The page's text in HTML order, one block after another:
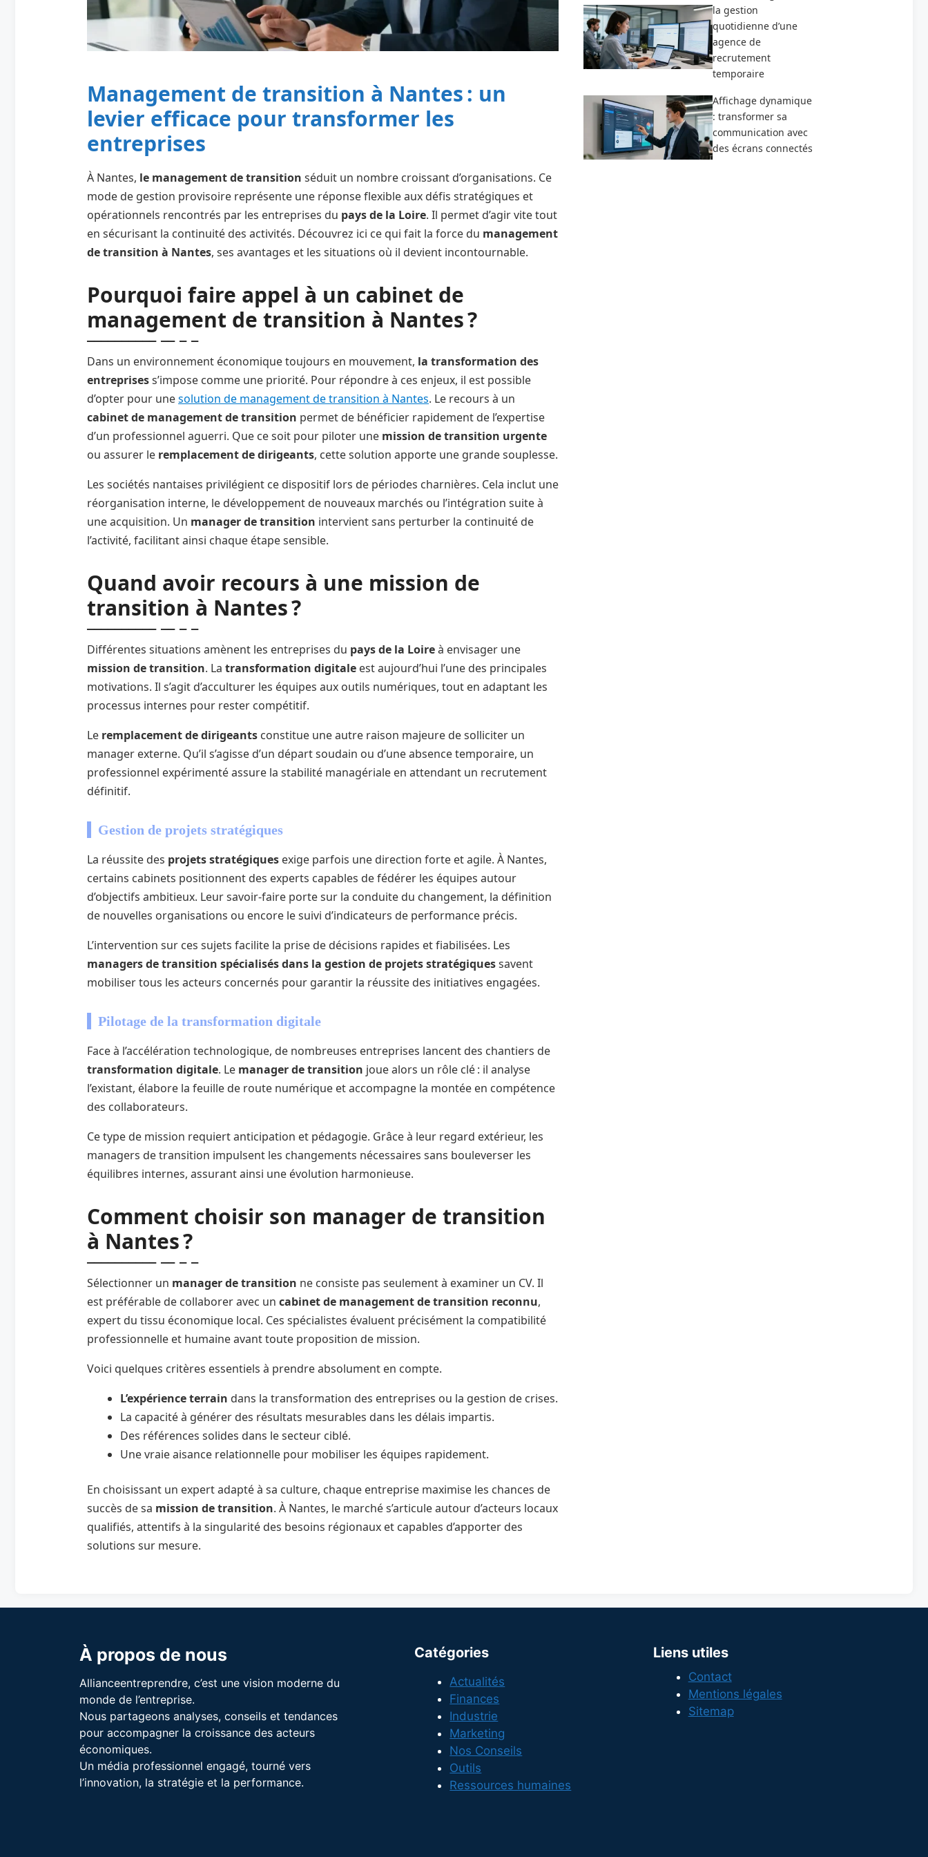
Management de transition à Nantes : un
levier efficace pour transformer les
entreprises
À Nantes, le management de transition séduit un nombre croissant d’organisations. Ce
mode de gestion provisoire représente une réponse flexible aux défis stratégiques et
opérationnels rencontrés par les entreprises du pays de la Loire. Il permet d’agir vite tout
en sécurisant la continuité des activités. Découvrez ici ce qui fait la force du management
de transition à Nantes, ses avantages et les situations où il devient incontournable.
Pourquoi faire appel à un cabinet de
management de transition à Nantes ?
Dans un environnement économique toujours en mouvement, la transformation des
entreprisess’impose comme une priorité. Pour répondre à ces enjeux, il est possible
d’opter pour unesolution de management de transition à Nantes. Le recours à un
cabinet de management de transition permet de bénéficier rapidement de l’expertise
d’un professionnel aguerri. Que ce soit pour piloter une mission de transition urgente
ou assurer le remplacement de dirigeants, cette solution apporte une grande souplesse.
Les sociétés nantaises privilégient ce dispositif lors de périodes charnières. Cela inclut une
réorganisation interne, le développement de nouveaux marchés ou l’intégration suite à
une acquisition. Un manager de transition intervient sans perturber la continuité de
l’activité, facilitant ainsi chaque étape sensible.
Quand avoir recours à une mission de
transition à Nantes ?
Différentes situations amènent les entreprises du pays de la Loireà envisager une
mission de transition. La transformation digitale est aujourd’hui l’une des principales
motivations. Il s’agit d’acculturer les équipes aux outils numériques, tout en adaptant les
processus internes pour rester compétitif.
Le remplacement de dirigeants constitue une autre raison majeure de solliciter un
manager externe. Qu’il s’agisse d’un départ soudain ou d’une absence temporaire, un
professionnel expérimenté assure la stabilité managériale en attendant un recrutement
définitif.
Gestion de projets stratégiques
La réussite des projets stratégiques exige parfois une direction forte et agile. À Nantes,
certains cabinets positionnent des experts capables de fédérer les équipes autour
d’objectifs ambitieux. Leur savoir-faire porte sur la conduite du changement, la définition
de nouvelles organisations ou encore le suivi d’indicateurs de performance précis.
L’intervention sur ces sujets facilite la prise de décisions rapides et fiabilisées. Les
managers de transition spécialisés dans la gestion de projets stratégiquessavent
mobiliser tous les acteurs concernés pour garantir la réussite des initiatives engagées.
Pilotage de la transformation digitale
Face à l’accélération technologique, de nombreuses entreprises lancent des chantiers de
transformation digitale. Le manager de transition joue alors un rôle clé : il analyse
l’existant, élabore la feuille de route numérique et accompagne la montée en compétence
des collaborateurs.
Ce type de mission requiert anticipation et pédagogie. Grâce à leur regard extérieur, les
managers de transition impulsent les changements nécessaires sans bouleverser les
équilibres internes, assurant ainsi une évolution harmonieuse.
Comment choisir son manager de transition
à Nantes ?
Sélectionner un manager de transition ne consiste pas seulement à examiner un CV. Il
est préférable de collaborer avec un cabinet de management de transition reconnu,
expert du tissu économique local. Ces spécialistes évaluent précisément la compatibilité
professionnelle et humaine avant toute proposition de mission.
Voici quelques critères essentiels à prendre absolument en compte.
L’expérience terrain dans la transformation des entreprises ou la gestion de crises.
La capacité à générer des résultats mesurables dans les délais impartis.
Des références solides dans le secteur ciblé.
Une vraie aisance relationnelle pour mobiliser les équipes rapidement.
En choisissant un expert adapté à sa culture, chaque entreprise maximise les chances de
succès de sa mission de transition. À Nantes, le marché s’articule autour d’acteurs locaux
qualifiés, attentifs à la singularité des besoins régionaux et capables d’apporter des
solutions sur mesure.
la gestion
quotidienne d’une
agence de
recrutement
temporaire
Affichage dynamique
: transformer sa
communication avec
des écrans connectés
À propos de nous
Allianceentreprendre, c’est une vision moderne du
monde de l’entreprise.
Nous partageons analyses, conseils et tendances
pour accompagner la croissance des acteurs
économiques.
Un média professionnel engagé, tourné vers
l’innovation, la stratégie et la performance.
Catégories
Actualités
Finances
Industrie
Marketing
Nos Conseils
Outils
Ressources humaines
Liens utiles
Contact
Mentions légales
Sitemap